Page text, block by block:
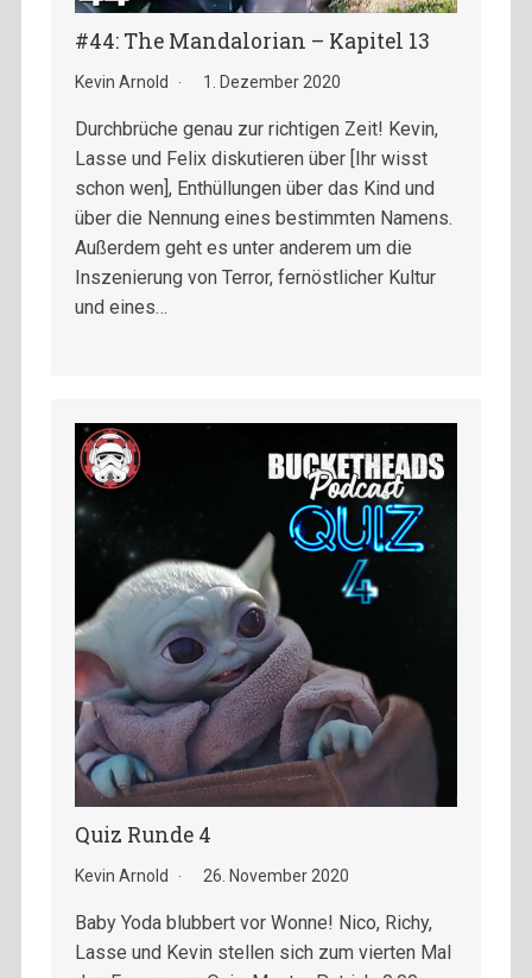
#44: The Mandalorian – Kapitel 13
Kevin Arnold 1. Dezember 2020
Durchbrüche genau zur richtigen Zeit! Kevin,
Lasse und Felix diskutieren über [Ihr wisst
schon wen], Enthüllungen über das Kind und
über die Nennung eines bestimmten Namens.
Außerdem geht es unter anderem um die
Inszenierung von Terror, fernöstlicher Kultur
und eines…
Quiz Runde 4
Kevin Arnold 26. November 2020
Baby Yoda blubbert vor Wonne! Nico, Richy,
Lasse und Kevin stellen sich zum vierten Mal